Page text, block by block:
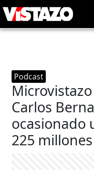
Podcast
Carlos
ocasionado
225